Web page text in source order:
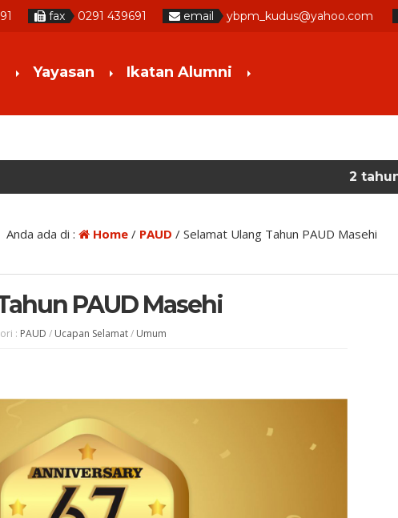
fax 0291 439691 email ybpm_kudus@yahoo.com
Yayasan Ikatan Alumni
2 tahun yang lalu/
Anda ada di : Home/ PAUD / Selamat Ulang Tahun PAUD Masehi
PAUD Masehi
: PAUD / Ucapan Selamat/ Umum